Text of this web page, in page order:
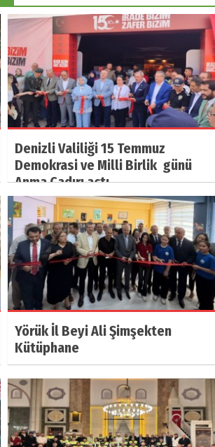
Denizli Valiliği 15 Temmuz
Demokrasi ve Milli Birlik günü
Anma Çadırı açtı.
Yörük İl Beyi Ali Şimşekten
Kütüphane